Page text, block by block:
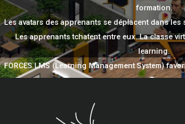
formation.
Les avatars des apprenants se déplacent dans
Les apprenants tchatent entre eux. La classe
learning.
FORCES LMS (Learning Management System)